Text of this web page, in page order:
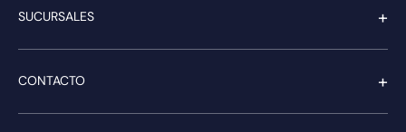
SUCURSALES +
CONTACTO +